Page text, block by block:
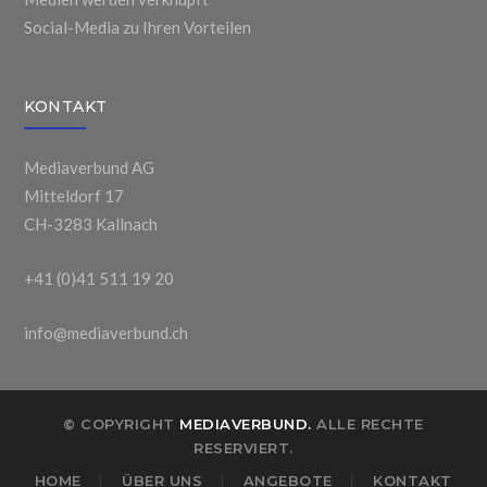
Social-Media zu Ihren Vorteilen
KONTAKT
Mediaverbund AG
Mitteldorf 17
CH-3283 Kallnach
+41 (0)41 511 19 20
info@mediaverbund.ch
© COPYRIGHT MEDIAVERBUND. ALLE RECHTE
RESERVIERT.
HOME
ÜBER UNS ANGEBOTE KONTAKT